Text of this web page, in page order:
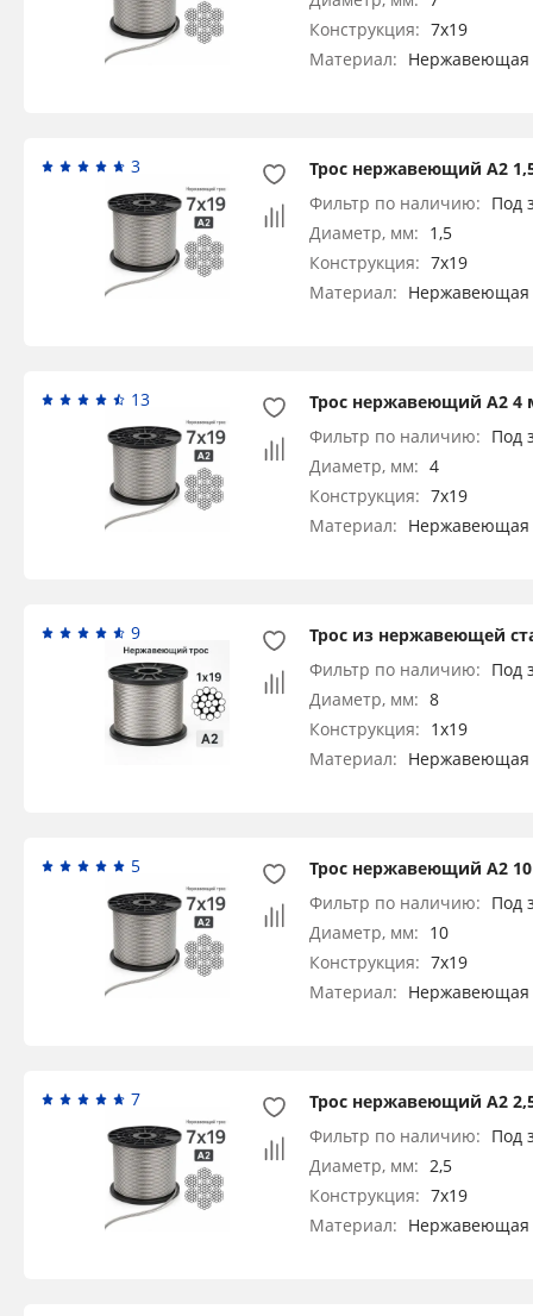
Конструкция: 7x19
Материал: Нержавеющая
3
Трос нержавеющий А2
Фильтр по наличию: Под
Диаметр, мм: 1,5
Конструкция: 7x19
Материал: Нержавеющая
13
Трос нержавеющий А2 4
Фильтр по наличию: Под
Диаметр, мм: 4
Конструкция: 7x19
Материал: Нержавеющая
9
Трос из нержавеющей
Фильтр по наличию: Под
Диаметр, мм: 8
Конструкция: 1x19
Материал: Нержавеющая
5
Трос нержавеющий А2
Фильтр по наличию: Под
Диаметр, мм: 10
Конструкция: 7x19
Материал: Нержавеющая
7
Трос нержавеющий А2
Фильтр по наличию: Под
Диаметр, мм: 2,5
Конструкция: 7x19
Материал: Нержавеющая